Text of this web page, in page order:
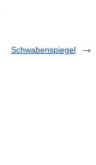
Schwabenspiegel